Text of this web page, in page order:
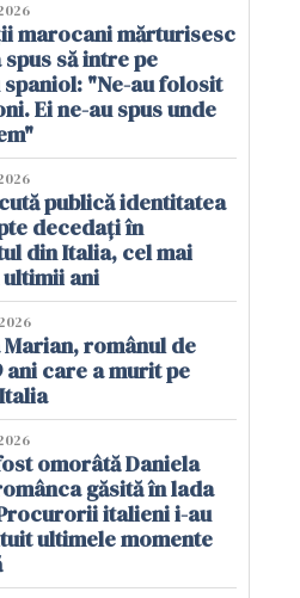
marocani mărturisesc
să intre pe
"Ne-au folosit
Ei ne-au spus unde
publică identitatea
decedați în
din Italia, cel mai
ani
Marian, românul de
ani care a murit pe
omorâtă Daniela
găsită în lada
italieni i-au
ultimele momente